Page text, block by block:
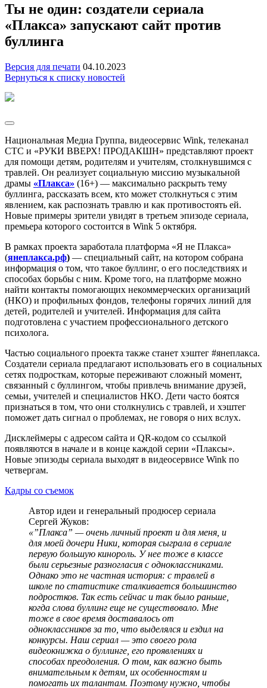
Ты не один: создатели сериала
«Плакса» запускают сайт против
буллинга
Версия для печати 04.10.2023
Вернуться к списку новостей
Национальная Медиа Группа, видеосервис Wink, телеканал
СТС и «РУКИ ВВЕРХ! ПРОДАКШН» представляют проект
для помощи детям, родителям и учителям, столкнувшимся с
травлей. Он реализует социальную миссию музыкальной
драмы «Плакса» (16+) — максимально раскрыть тему
буллинга, рассказать всем, кто может столкнуться с этим
явлением, как распознать травлю и как противостоять ей.
Новые примеры зрители увидят в третьем эпизоде сериала,
премьера которого состоится в Wink 5 октября.
В рамках проекта заработала платформа «Я не Плакса»
(янеплакса.рф) — специальный сайт, на котором собрана
информация о том, что такое буллинг, о его последствиях и
способах борьбы с ним. Кроме того, на платформе можно
найти контакты помогающих некоммерческих организаций
(НКО) и профильных фондов, телефоны горячих линий для
детей, родителей и учителей. Информация для сайта
подготовлена с участием профессионального детского
психолога.
Частью социального проекта также станет хэштег #янеплакса.
Создатели сериала предлагают использовать его в социальных
сетях подросткам, которые переживают сложный момент,
связанный с буллингом, чтобы привлечь внимание друзей,
семьи, учителей и специалистов НКО. Дети часто боятся
признаться в том, что они столкнулись с травлей, и хэштег
поможет дать сигнал о проблемах, не говоря о них вслух.
Дисклеймеры с адресом сайта и QR-кодом со ссылкой
появляются в начале и в конце каждой серии «Плаксы».
Новые эпизоды сериала выходят в видеосервисе Wink по
четвергам.
Кадры со съемок
Автор идеи и генеральный продюсер сериала
Сергей Жуков:
«”Плакса” — очень личный проект и для меня, и
для моей дочери Ники, которая сыграла в сериале
первую большую кинороль. У нее тоже в классе
были серьезные разногласия с одноклассниками.
Однако это не частная история: с травлей в
школе по статистике сталкивается большинство
подростков. Так есть сейчас и так было раньше,
когда слова буллинг еще не существовало. Мне
тоже в свое время доставалось от
одноклассников за то, что выделялся и ездил на
конкурсы. Наш сериал — это своего рола
видеокнижка о буллинге, его проявлениях и
способах преодоления. О том, как важно быть
внимательным к детям, их особенностям и
помогать их талантам. Поэтому нужно, чтобы